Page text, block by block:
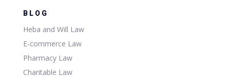
BLOG
Heba and Will Law
E-commerce Law
Pharmacy Law
Charitable Law